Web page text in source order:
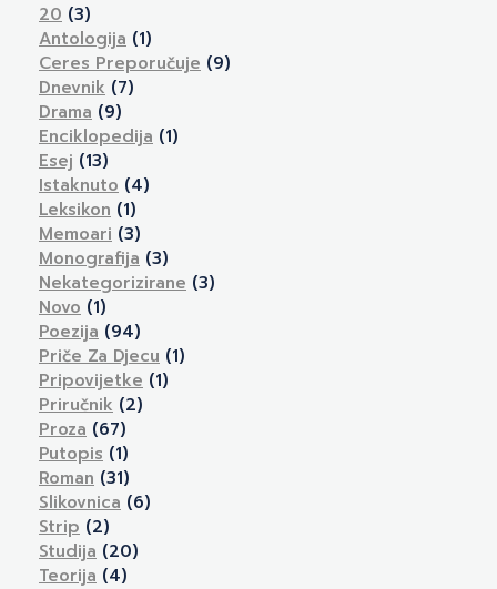
20 (3)
Antologija (1)
Ceres Preporučuje (9)
Dnevnik (7)
Drama (9)
Enciklopedija (1)
Esej (13)
Istaknuto (4)
Leksikon (1)
Memoari (3)
Monografija (3)
Nekategorizirane (3)
Novo (1)
Poezija (94)
Priče Za Djecu (1)
Pripovijetke (1)
Priručnik (2)
Proza (67)
Putopis (1)
Roman (31)
Slikovnica (6)
Strip (2)
Studija (20)
Teorija (4)